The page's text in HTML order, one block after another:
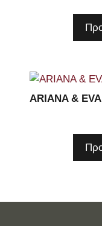
ARIANA &